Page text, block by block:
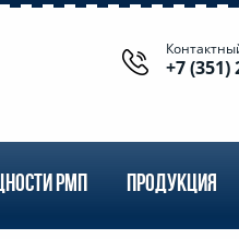
+7 (351)
РМП ПРОДУКЦИЯ